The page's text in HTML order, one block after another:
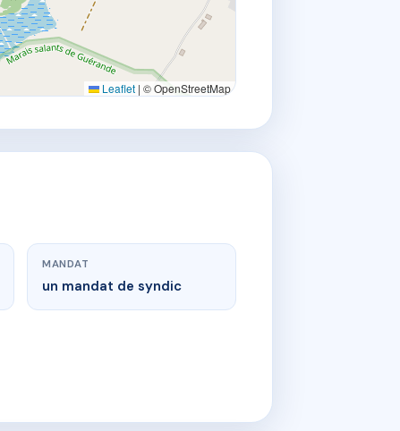
Leaflet | © OpenStreetMap
MANDAT
un mandat de syndic